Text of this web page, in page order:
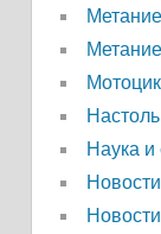
Наука и